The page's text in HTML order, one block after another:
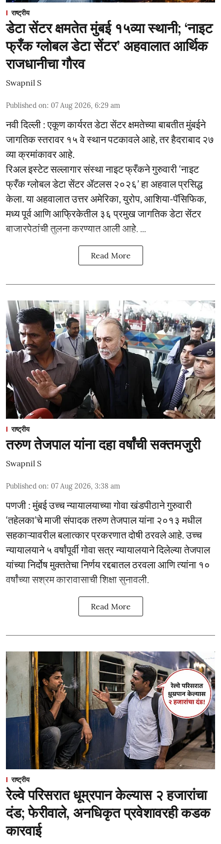
राष्ट्रीय
डेटा सेंटर क्षमतेत मुंबई १५व्या स्थानी; ‘नाइट
फ्रँक ग्लोबल डेटा सेंटर’ अहवालात आर्थिक
राजधानीचा गौरव
Swapnil S
Published on: 07 Aug 2026, 6:29 am
नवी दिल्ली : एकूण कार्यरत डेटा सेंटर क्षमतेच्या बाबतीत मुंबईने
जागतिक स्तरावर १५ वे स्थान पटकावले आहे, तर हैदराबाद २७
व्या क्रमांकावर आहे.
रिअल इस्टेट सल्लागार संस्था नाइट फ्रँकने गुरुवारी ‘नाइट
फ्रँक ग्लोबल डेटा सेंटर ॲटलस २०२६’ हा अहवाल प्रसिद्ध
केला. या अहवालात उत्तर अमेरिका, युरोप, आशिया-पॅसिफिक,
मध्य पूर्व आणि आफ्रिकेतील ३६ प्रमुख जागतिक डेटा सेंटर
बाजारपेठांची तुलना करण्यात आली आहे. ...
Read More
राष्ट्रीय
तरुण तेजपाल यांना दहा वर्षांची सक्तमजुरी
Swapnil S
Published on: 07 Aug 2026, 3:38 am
पणजी : मुंबई उच्च न्यायालयाच्या गोवा खंडपीठाने गुरुवारी
‘तहेलका’चे माजी संपादक तरुण तेजपाल यांना २०१३ मधील
सहकाऱ्यावरील बलात्कार प्रकरणात दोषी ठरवले आहे. उच्च
न्यायालयाने ५ वर्षांपूर्वी गोवा सत्र न्यायालयाने दिलेल्या तेजपाल
यांच्या निर्दोष मुक्ततेचा निर्णय रद्दबातल ठरवला आणि त्यांना १०
वर्षांच्या सश्रम कारावासाची शिक्षा सुनावली.
Read More
राष्ट्रीय
रेल्वे परिसरात धूम्रपान केल्यास २ हजारांचा
दंड; फेरीवाले, अनधिकृत प्रवेशावरही कडक
कारवाई